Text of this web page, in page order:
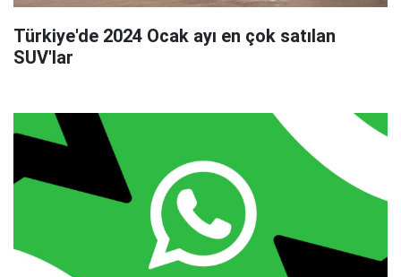
Türkiye'de 2024 Ocak ayı en çok satılan
SUV'lar